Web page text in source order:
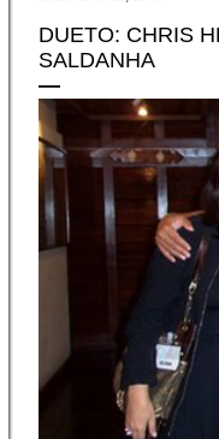
DUETO: CHRIS
SALDANHA